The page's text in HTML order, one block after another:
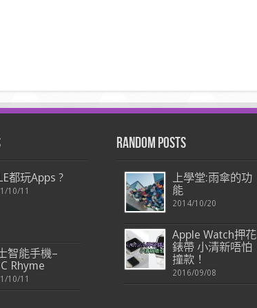
都玩Apps ?
10/11
智能手機–
Rhyme
10/11
Random Posts
上學堂:雨傘的功
能
2014/10/20
Apple Watch押花
錶帶 小清新唔怕
撞款！
2016/09/08